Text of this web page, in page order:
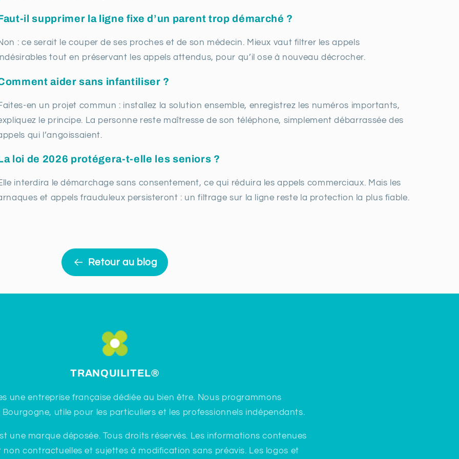
il supprimer la ligne fixe d’un parent trop démarché ?
: ce serait le couper de ses proches et de son médecin. Mieux vaut filtrer les appels
tout en préservant les appels attendus, pour qu’il ose à nouveau décrocher.
aider sans infantiliser ?
en un projet commun : installez la solution ensemble, enregistrez les numéros importants,
le principe. La personne reste maîtresse de son téléphone, simplement débarrassée des
qui l’angoissaient.
loi de 2026 protégera-t-elle les seniors ?
interdira le démarchage sans consentement, ce qui réduira les appels commerciaux. Mais les
et appels frauduleux persisteront : un filtrage sur la ligne reste la protection la plus fiable.
Retour au blog
TRANQUILITEL®
une entreprise française dédiée au bien être. Nous programmons
Bourgogne, utile pour les particuliers et les professionnels indépendants.
une marque déposée. Tous droits réservés. Les informations contenues
non contractuelles et sujettes à modification sans préavis. Les logos et